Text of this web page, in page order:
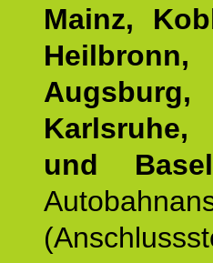
Mainz,
und Basel